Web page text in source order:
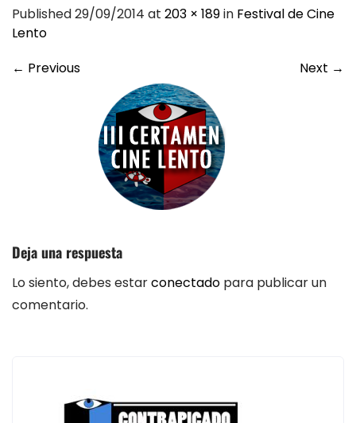
Published 29/09/2014 at 203 × 189in Festival de Cine
Lento
← Previous Next →
Deja una respuesta
Lo siento, debes estarconectado para publicar un
comentario.